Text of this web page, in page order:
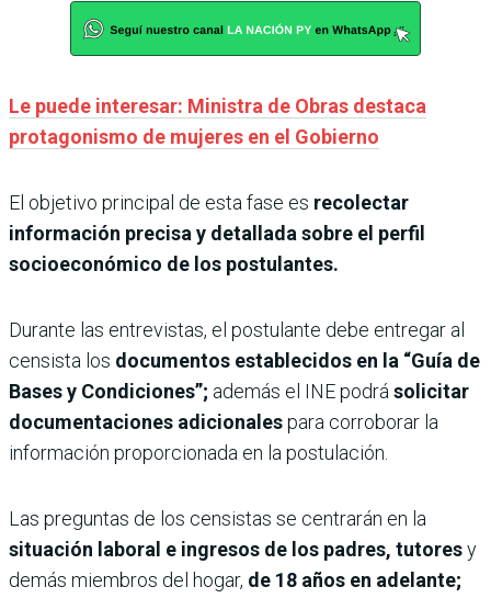
Le puede interesar: Ministra de Obras destaca
protagonismo de mujeres en el Gobierno
El objetivo principal de esta fase es recolectar
información precisa y detallada sobre el perfil
socioeconómico de los postulantes.
Durante las entrevistas, el postulante debe entregar al
censista los documentos establecidos en la “Guía de
Bases y Condiciones”; además el INE podrá solicitar
documentaciones adicionalespara corroborar la
información proporcionada en la postulación.
Las preguntas de los censistas se centrarán en la
situación laboral e ingresos de los padres, tutoresy
demás miembros del hogar, de 18 años en adelante;